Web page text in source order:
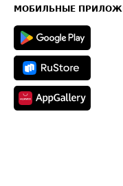
Техническая информация
МОБИЛЬНЫЕ